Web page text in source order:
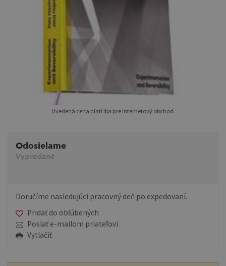
Uvedená cena platí iba pre internetový obchod.
Odosielame
Vypredané
Doručíme nasledujúci pracovný deň po expedovaní.
Pridať do obľúbených
Poslať e-mailom priateľovi
Vytlačiť